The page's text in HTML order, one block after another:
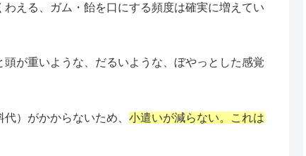
える、ガム・飴を口にする頻度は確実に増えてい
が重いような、だるいような、ぼやっとした感覚
代）がかからないため、小遣いが減らない。これは